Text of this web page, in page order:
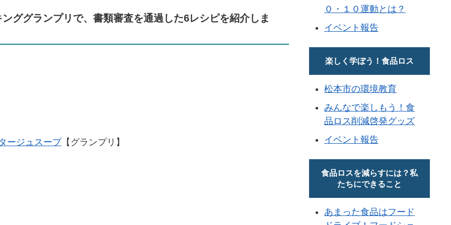
ググランプリで、書類審査を通過した6レシピを紹介しま
ージュスープ【グランプリ】
０・１０運動とは？
イベント報告
楽しく学ぼう！食品ロス
松本市の環境教育
みんなで楽しもう！食
品ロス削減啓発グッズ
イベント報告
食品ロスを減らすには？私
たちにできること
あまった食品はフード